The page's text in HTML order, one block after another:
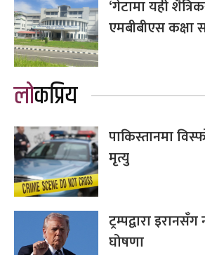
‘गेटामा यही
एमबीबीएस कक्षा
लोकप्रिय
पाकिस्तानमा
मृत्यु
ट्रम्पद्वारा
घोषणा